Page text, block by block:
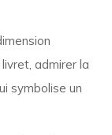
admirer la
symbolise un